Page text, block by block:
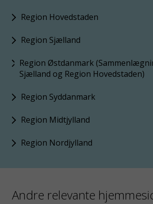
Region Hovedstaden
Region Sjælland
Region Østdanmark (Sammenlægning af Region
Sjælland og Region Hovedstaden)
Region Syddanmark
Region Midtjylland
Region Nordjylland
Andre relevante